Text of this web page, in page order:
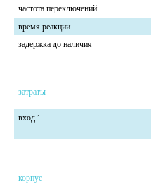
частота переключений
время реакции
задержка до наличия
затраты
вход 1
корпус